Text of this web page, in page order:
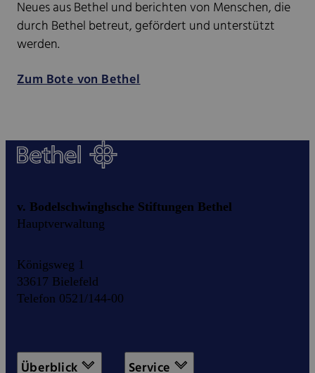
Neues aus Bethel und berichten von Menschen, die
durch Bethel betreut, gefördert und unterstützt
werden.
Zum Bote von Bethel
v. Bodelschwinghsche Stiftungen Bethel
Hauptverwaltung
Königsweg 1
33617 Bielefeld
Telefon 0521/144-00
Überblick Service